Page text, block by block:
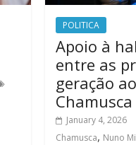
POLITICA
Apoio à
entre as
geração
Chamusca
January 4, 2026
Chamusca, Nuno